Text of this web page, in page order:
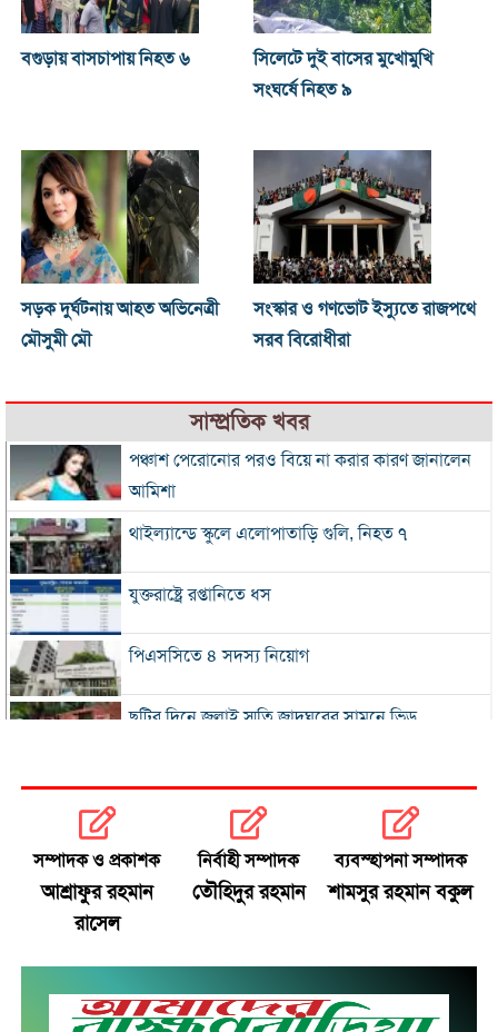
বগুড়ায় বাসচাপায় নিহত ৬
সিলেটে দুই বাসের মুখোমুখি
সংঘর্ষে নিহত ৯
সড়ক দুর্ঘটনায় আহত অভিনেত্রী
মৌসুমী মৌ
সংস্কার ও গণভোট ইস্যুতে রাজপথে
সরব বিরোধীরা
সাম্প্রতিক খবর
পঞ্চাশ পেরোনোর পরও বিয়ে না করার কারণ জানালেন
আমিশা
থাইল্যান্ডে স্কুলে এলোপাতাড়ি গুলি, নিহত ৭
যুক্তরাষ্ট্রে রপ্তানিতে ধস
পিএসসিতে ৪ সদস্য নিয়োগ
ছুটির দিনে জুলাই স্মৃতি জাদুঘরের সামনে ভিড়
নতুন বিদেশি কোচের খোঁজে বিসিবি
শীর্ষ মাদক কারবারিদের তালিকা প্রস্তুত করা হচ্ছে:
সম্পাদক ও প্রকাশক
আশ্রাফুর রহমান
রাসেল
নির্বাহী সম্পাদক
তৌহিদুর রহমান
ব্যবস্হাপনা সম্পাদক
শামসুর রহমান বকুল